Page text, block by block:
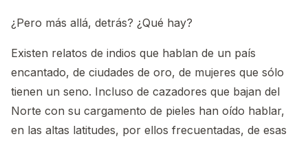
¿Pero más allá, detrás? ¿Qué hay?
Existen relatos de indios que hablan de un país
encantado, de ciudades de oro, de mujeres que sólo
tienen un seno. Incluso de cazadores que bajan del
Norte con su cargamento de pieles han oído hablar,
en las altas latitudes, por ellos frecuentadas, de esas